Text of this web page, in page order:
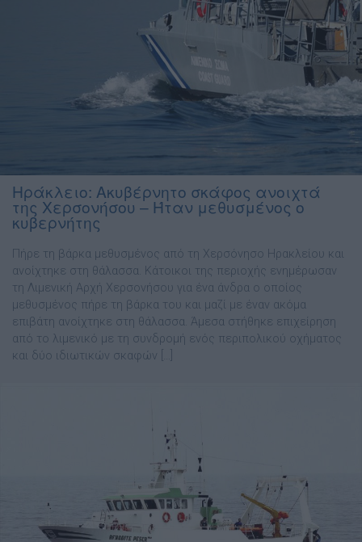
Ηράκλειο: Ακυβέρνητο σκάφος ανοιχτά
της Χερσονήσου – Ήταν μεθυσμένος ο
κυβερνήτης
Πήρε τη βάρκα μεθυσμένος από τη Χερσόνησο Ηρακλείου και
ανοίχτηκε στη θάλασσα. Κάτοικοι της περιοχής ενημέρωσαν
τη Λιμενική Αρχή Χερσονήσου για ένα άνδρα ο οποίος
μεθυσμένος πήρε τη βάρκα του και μαζί με έναν ακόμα
επιβάτη ανοίχτηκε στη θάλασσα. Άμεσα στήθηκε επιχείρηση
από το λιμενικό με τη συνδρομή ενός περιπολικού οχήματος
και δύο ιδιωτικών σκαφών […]